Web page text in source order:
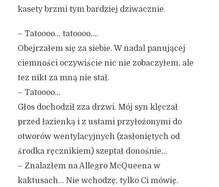
kasety brzmi tym bardziej dziwacznie.
– Tatoooo… tatoooo….
Obejrzałem się za siebie. W nadal panującej
ciemności oczywiście nic nie zobaczyłem, ale
tez nikt za mną nie stał.
– Tatoooo…
Głos dochodził zza drzwi. Mój syn klęczał
przed łazienką i z ustami przyłożonymi do
otworów wentylacyjnych (zasłoniętych od
środka ręcznikiem) szeptał donośnie…
– Znalazłem na Allegro McQueena w
kaktusach… Nie wchodzę, tylko Ci mówię.